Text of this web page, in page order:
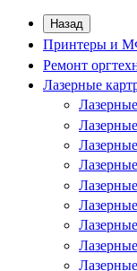
Назад
Принтеры и
Ремонт
Лазерные